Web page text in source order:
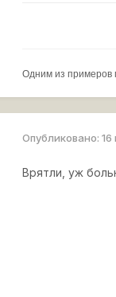
Одним из примеров
Опубликовано:16
Врятли, уж